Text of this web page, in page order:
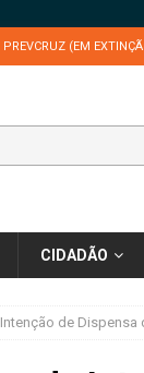
PREVCRUZ (EM
CIDADÃO
de Dispensa